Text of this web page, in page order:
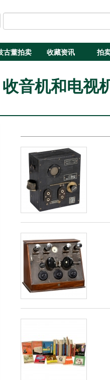
古董拍卖 收藏资讯 拍
收音机和电视